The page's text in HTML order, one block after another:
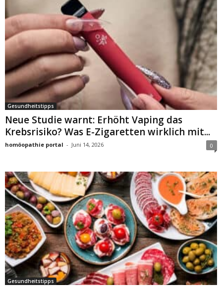
Gesundheitstipps
Neue Studie warnt: Erhöht Vaping das
Krebsrisiko? Was E-Zigaretten wirklich mit...
homöopathie portal - Juni 14, 2026 0
Gesundheitstipps